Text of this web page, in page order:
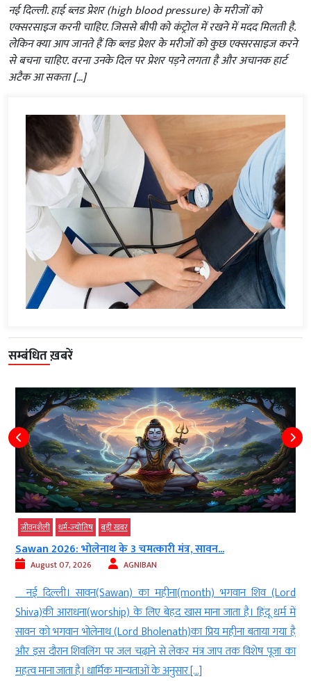
नई दिल्‍ली. हाई ब्लड प्रेशर (high blood pressure) के मरीजों को
एक्सरसाइज करनी चाहिए. जिससे बीपी को कंट्रोल में रखने में मदद मिलती है.
लेकिन क्या आप जानते हैं कि ब्लड प्रेशर के मरीजों को कुछ एक्सरसाइज करने
से बचना चाहिए. वरना उनके दिल पर प्रेशर पड़ने लगता है और अचानक हार्ट
अटैक आ सकता […]
सम्बंधित ख़बरें
जीवनशैली धर्म-ज्‍योतिष बड़ी खबर
Sawan 2026: भोलेनाथ के 3 चमत्कारी मंत्र, सावन...
August 07, 2026 AGNIBAN
नई दिल्ली। सावन(Sawan) का महीना(month) भगवान शिव (Lord
Shiva)की आराधना(worship) के लिए बेहद खास माना जाता है। हिंदू धर्म में
सावन को भगवान भोलेनाथ (Lord Bholenath)का प्रिय महीना बताया गया है
और इस दौरान शिवलिंग पर जल चढ़ाने से लेकर मंत्र जाप तक विशेष पूजा का
महत्व माना जाता है। धार्मिक मान्यताओं के अनुसार […]